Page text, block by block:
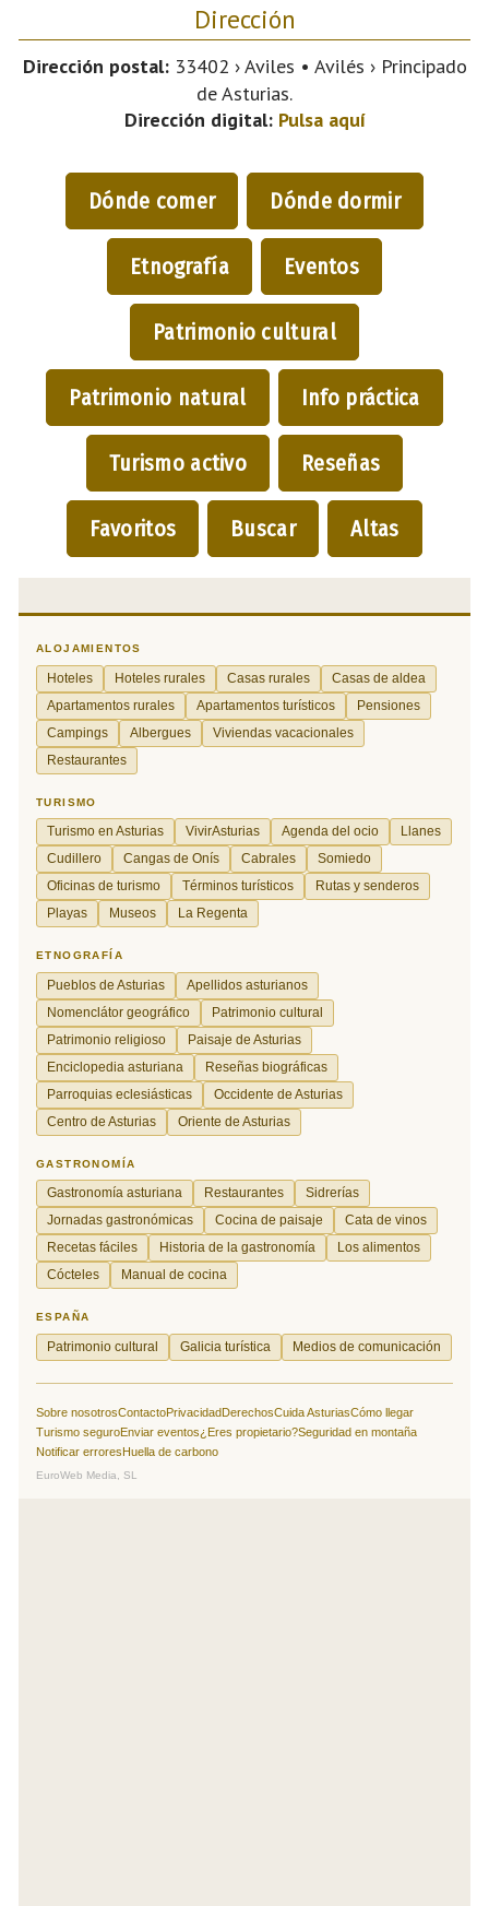
Dirección
Dirección postal:33402 › Aviles • Avilés › Principado
de Asturias.
Dirección digital: Pulsa aquí
Dónde comer Dónde dormir
Etnografía Eventos
Patrimonio cultural
Patrimonio natural Info práctica
Turismo activo Reseñas
Favoritos Buscar Altas